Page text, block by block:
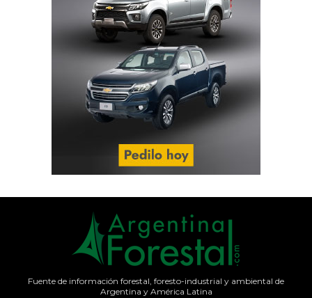
Fuente de información forestal, foresto-industrial y ambiental de
Argentina y América Latina